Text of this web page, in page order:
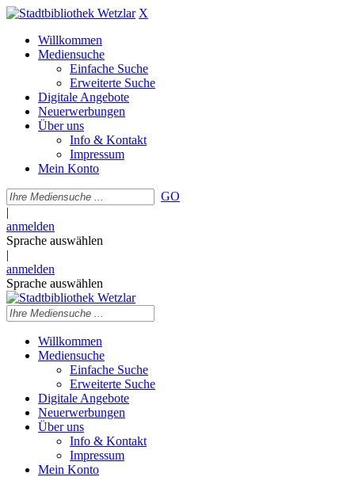
X
Willkommen
Mediensuche
Einfache Suche
Erweiterte Suche
Digitale Angebote
Neuerwerbungen
Über uns
Info & Kontakt
Impressum
Mein Konto
GO
|
anmelden
Sprache auswählen
|
anmelden
Sprache auswählen
Willkommen
Mediensuche
Einfache Suche
Erweiterte Suche
Digitale Angebote
Neuerwerbungen
Über uns
Info & Kontakt
Impressum
Mein Konto